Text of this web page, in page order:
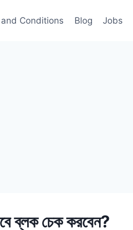
Conditions Blog Jobs
ব্লক চেক করবেন?